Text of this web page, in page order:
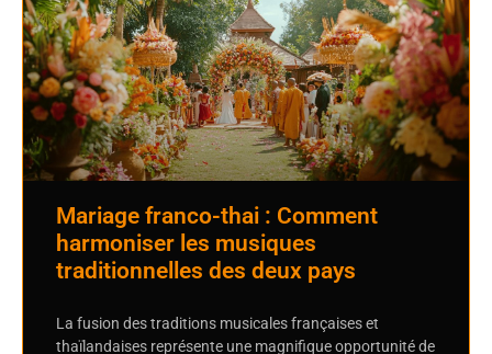
Mariage franco-thai : Comment
harmoniser les musiques
traditionnelles des deux pays
La fusion des traditions musicales françaises et
thaïlandaises représente une magnifique opportunité de